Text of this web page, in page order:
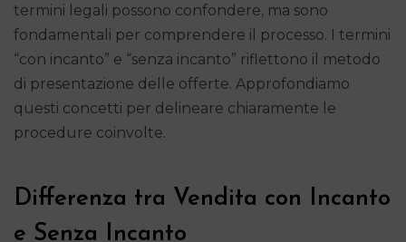
termini legali possono confondere, ma sono
fondamentali per comprendere il processo. I termini
“con incanto” e “senza incanto” riflettono il metodo
di presentazione delle offerte. Approfondiamo
questi concetti per delineare chiaramente le
procedure coinvolte.
Differenza tra Vendita con Incanto
e Senza Incanto